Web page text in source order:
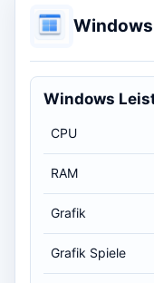
Windows
CPU
RAM
Grafik
Grafik Spiele